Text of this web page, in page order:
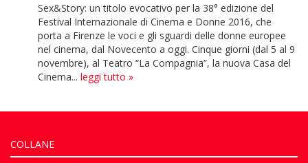
Sex&Story: un titolo evocativo per la 38° edizione del
Festival Internazionale di Cinema e Donne 2016, che
porta a Firenze le voci e gli sguardi delle donne europee
nel cinema, dal Novecento a oggi. Cinque giorni (dal 5 al 9
novembre), al Teatro “La Compagnia”, la nuova Casa del
Cinema... leggi tutto »
COLLANE